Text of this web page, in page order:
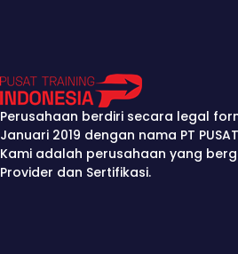
Perusahaan berdiri secara legal
Januari 2019 dengan nama PT PUSAT
Kami adalah perusahaan yang
Provider dan Sertifikasi.